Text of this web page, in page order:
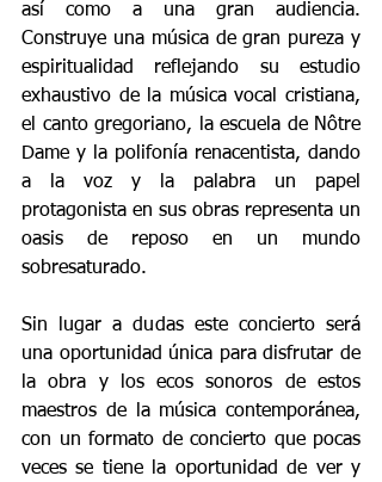
así como a una gran audiencia.
Construye una música de gran pureza y
espiritualidad reflejando su estudio
exhaustivo de la música vocal cristiana,
el canto gregoriano, la escuela de Nôtre
Dame y la polifonía renacentista, dando
a la voz y la palabra un papel
protagonista en sus obras representa un
oasis de reposo en un mundo
sobresaturado.
Sin lugar a dudas este concierto será
una oportunidad única para disfrutar de
la obra y los ecos sonoros de estos
maestros de la música contemporánea,
con un formato de concierto que pocas
veces se tiene la oportunidad de ver y